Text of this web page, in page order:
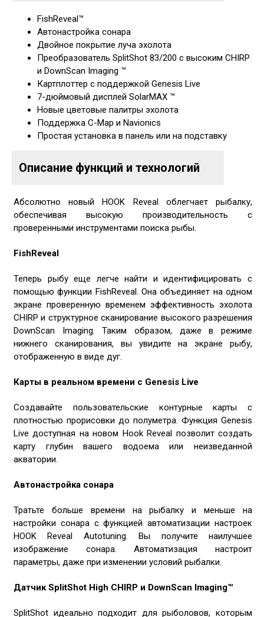
FishReveal™
Автонастройка сонара
Двойное покрытие луча эхолота
Преобразователь SplitShot 83/200 с высоким CHIRP
и DownScan Imaging ™
Картплоттер с поддержкой Genesis Live
7-дюймовый дисплей SolarMAX ™
Новые цветовые палитры эхолота
Поддержка С-Map и Navionics
Простая установка в панель или на подставку
Описание функций и технологий
Абсолютно новый HOOK Reveal облегчает рыбалку,
обеспечивая высокую производительность с
проверенными инструментами поиска рыбы.
FishReveal
Теперь рыбу еще легче найти и идентифицировать с
помощью функции FishReveal. Она объединяет на одном
экране проверенную временем эффективность эхолота
CHIRP и структурное сканирование высокого разрешения
DownScan Imaging. Таким образом, даже в режиме
нижнего сканирования, вы увидите на экране рыбу,
отображенную в виде дуг.
Карты в реальном времени с Genesis Live
Создавайте пользовательские контурные карты с
плотностью прорисовки до полуметра. Функция Genesis
Live доступная на новом Hook Reveal позволит создать
карту глубин вашего водоема или неизведанной
акватории.
Автонастройка сонара
Тратьте больше времени на рыбалку и меньше на
настройки сонара с функцией автоматизации настроек
HOOK Reveal Autotuning. Вы получите наилучшее
изображение сонара. Автоматизация настроит
параметры, даже при изменении условий рыбалки.
Датчик SplitShot High CHIRP и DownScan Imaging™
SplitShot идеально подходит для рыболовов, которым